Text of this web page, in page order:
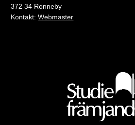
372 34 Ronneby
Kontakt:Webmaster